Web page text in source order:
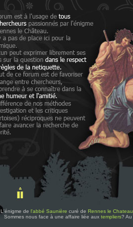
L'énigme de l'abbé Saunière curé de Rennes le Chateau
Sommes nous face à une affaire liée aux templiers? Au